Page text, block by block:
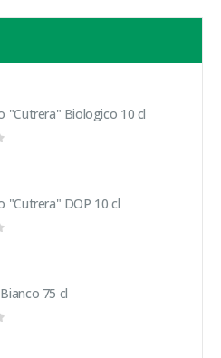
"Cutrera" Biologico 10 cl
"Cutrera" DOP 10 cl
75 cl